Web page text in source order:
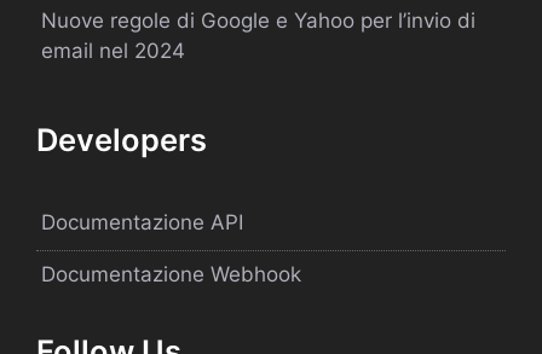
Nuove regole di Google e Yahoo per l’invio di
email nel 2024
Developers
Documentazione API
Documentazione Webhook